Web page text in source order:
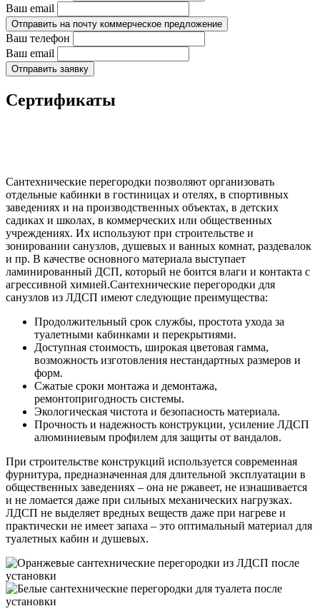
Ваш email
Отправить на почту коммерческое предложение
Ваш телефон
Ваш email
Отправить заявку
Сертификаты
Сантехнические перегородки позволяют организовать
отдельные кабинки в гостиницах и отелях, в спортивных
заведениях и на производственных объектах, в детских
садиках и школах, в коммерческих или общественных
учреждениях. Их используют при строительстве и
зонировании санузлов, душевых и ванных комнат, раздевалок
и пр. В качестве основного материала выступает
ламинированный ДСП, который не боится влаги и контакта с
агрессивной химией.Сантехнические перегородки для
санузлов из ЛДСП имеют следующие преимущества:
Продолжительный срок службы, простота ухода за
туалетными кабинками и перекрытиями.
Доступная стоимость, широкая цветовая гамма,
возможность изготовления нестандартных размеров и
форм.
Сжатые сроки монтажа и демонтажа,
ремонтопригодность системы.
Экологическая чистота и безопасность материала.
Прочность и надежность конструкции, усиление ЛДСП
алюминиевым профилем для защиты от вандалов.
При строительстве конструкций используется современная
фурнитура, предназначенная для длительной эксплуатации в
общественных заведениях – она не ржавеет, не изнашивается
и не ломается даже при сильных механических нагрузках.
ЛДСП не выделяет вредных веществ даже при нагреве и
практически не имеет запаха – это оптимальный материал для
туалетных кабин и душевых.